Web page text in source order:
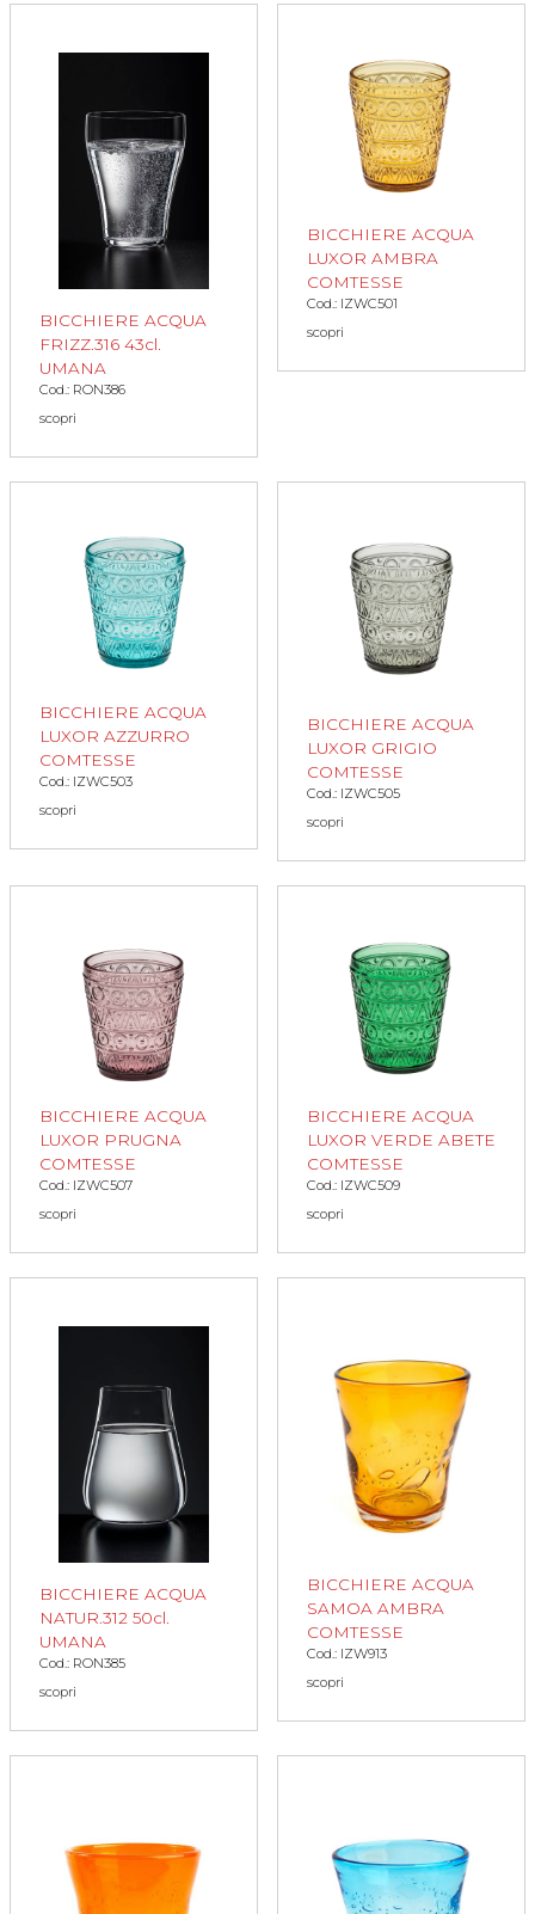
BICCHIERE ACQUA
FRIZZ.316 43cl.
UMANA
Cod.: RON386
scopri
BICCHIERE ACQUA
LUXOR AMBRA
COMTESSE
Cod.: IZWC501
scopri
BICCHIERE ACQUA
LUXOR AZZURRO
COMTESSE
Cod.: IZWC503
scopri
BICCHIERE ACQUA
LUXOR GRIGIO
COMTESSE
Cod.: IZWC505
scopri
BICCHIERE ACQUA
LUXOR PRUGNA
COMTESSE
Cod.: IZWC507
scopri
BICCHIERE ACQUA
LUXOR VERDE ABETE
COMTESSE
Cod.: IZWC509
scopri
BICCHIERE ACQUA
NATUR.312 50cl.
UMANA
Cod.: RON385
scopri
BICCHIERE ACQUA
SAMOA AMBRA
COMTESSE
Cod.: IZW913
scopri